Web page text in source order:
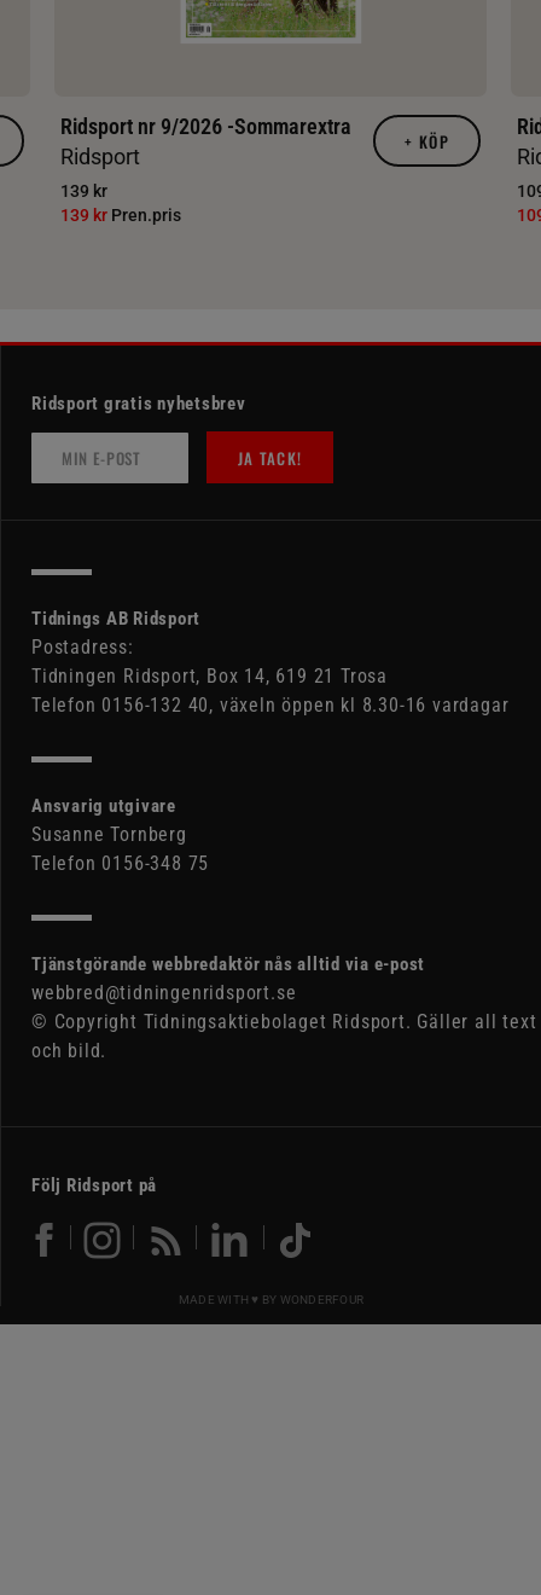
Ridsport nr 9/2026 -Sommarextra
Ridsport
139 kr
139 kr Pren.pris
+ KÖP
Ridsport gratis nyhetsbrev
JA TACK!
Tidnings AB Ridsport
Postadress:
Tidningen Ridsport, Box 14, 619 21 Trosa
Telefon 0156-132 40, växeln öppen kl 8.30-16 vardagar
Ansvarig utgivare
Susanne Tornberg
Telefon 0156-348 75
Tjänstgörande webbredaktör nås alltid via e-post
webbred@tidningenridsport.se
© Copyright Tidningsaktiebolaget Ridsport. Gäller all text
och bild.
Följ Ridsport på
MADE WITH ♥ BY WONDERFOUR